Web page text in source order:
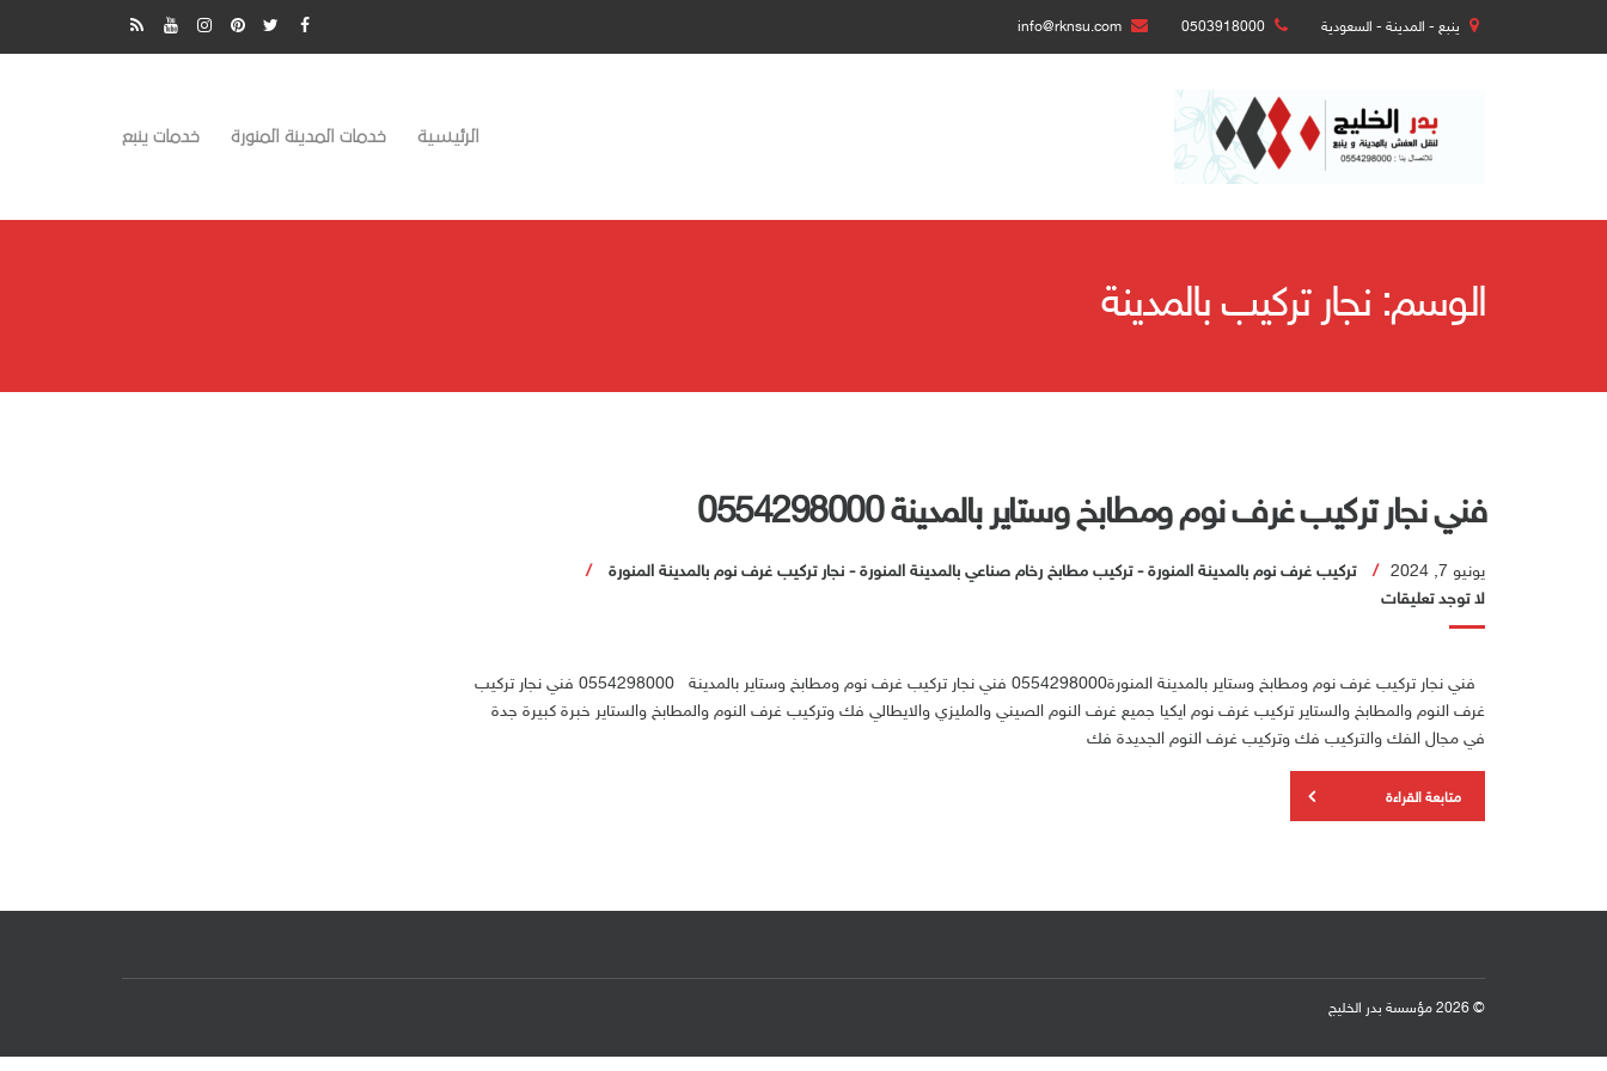
ينبع - المدينة - السعودية 0503918000
info@rknsu.com
الرئيسية خدمات المدينة المنورة خدمات ينبع
الوسم: نجار تركيب بالمدينة
فني نجار تركيب غرف نوم ومطابخ وستاير بالمدينة 0554298000
يونيو 7, 2024 تركيب غرف نوم بالمدينة المنورة-تركيب مطابخ رخام صناعي بالمدينة المنورة- نجار تركيب غرف نوم بالمدينة المنورة
لا توجد تعليقات
فني نجار تركيب غرف نوم ومطابخ وستاير بالمدينة المنورة0554298000 فني نجار تركيب غرف نوم ومطابخ وستاير بالمدينة 0554298000 فني نجار تركيب
غرف النوم والمطابخ والستاير تركيب غرف نوم ايكيا جميع غرف النوم الصيني والمليزي والايطالي فك وتركيب غرف النوم والمطابخ والستاير خبرة كبيرة جدة
في مجال الفك والتركيب فك وتركيب غرف النوم الجديدة فك
متابعة القراءة
© 2026 مؤسسة بدر الخليج